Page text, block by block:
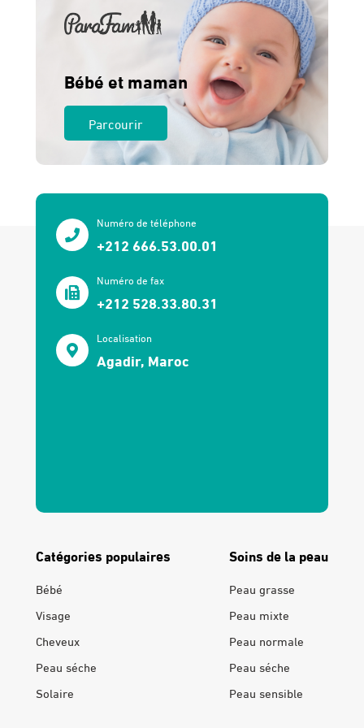
Bébé et maman
Parcourir
Numéro de téléphone
+212 666.53.00.01
Numéro de fax
+212 528.33.80.31
Localisation
Agadir, Maroc
Catégories populaires
Bébé
Visage
Cheveux
Peau séche
Solaire
Soins de la peau
Peau grasse
Peau mixte
Peau normale
Peau séche
Peau sensible